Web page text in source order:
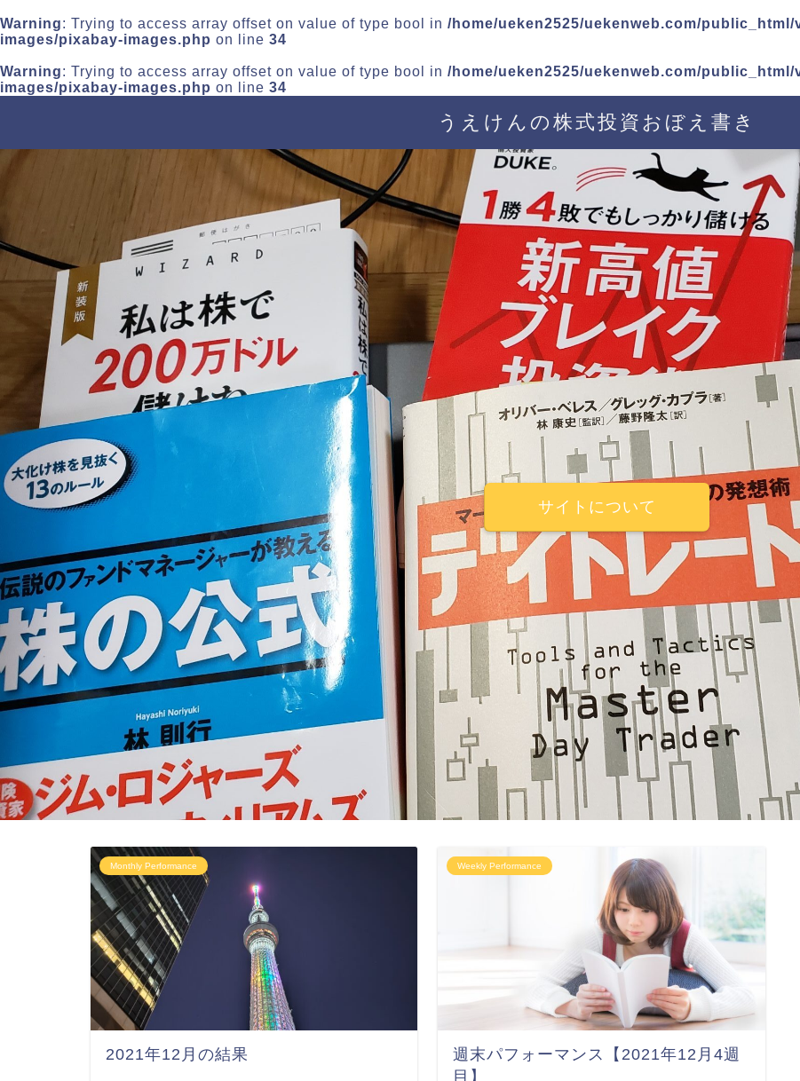
Warning: Trying to access array offset on value of type bool in /home/ueken2525/uekenweb.com/
images/pixabay-images.php on line 34
Warning: Trying to access array offset on value of type bool in /home/ueken2525/uekenweb.com/
images/pixabay-images.php on line 34
うえけんの株式投資おぼえ書き
サイトについて
Monthly Performance
2021年12月の結果
Weekly Performance
週末パフォーマンス【2021年12月4週
目】